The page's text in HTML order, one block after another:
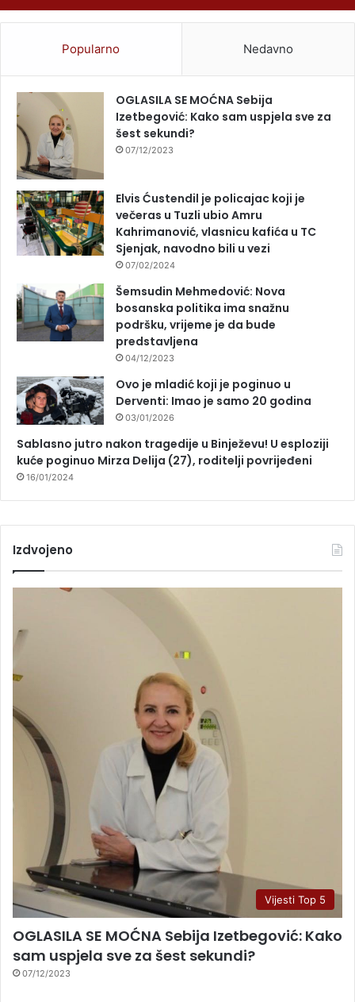
Popularno Nedavno
OGLASILA SE MOĆNA Sebija
Izetbegović: Kako sam uspjela sve za
šest sekundi?
07/12/2023
Elvis Ćustendil je policajac koji je
večeras u Tuzli ubio Amru
Kahrimanović, vlasnicu kafića u TC
Sjenjak, navodno bili u vezi
07/02/2024
Šemsudin Mehmedović: Nova
bosanska politika ima snažnu
podršku, vrijeme je da bude
predstavljena
04/12/2023
Ovo je mladić koji je poginuo u
Derventi: Imao je samo 20 godina
03/01/2026
Sablasno jutro nakon tragedije u Binježevu! U esploziji
kuće poginuo Mirza Delija (27), roditelji povrijeđeni
16/01/2024
Izdvojeno
Vijesti Top 5
OGLASILA SE MOĆNA Sebija Izetbegović: Kako
sam uspjela sve za šest sekundi?
07/12/2023